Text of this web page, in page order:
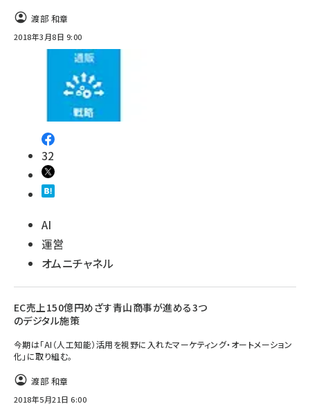
渡部 和章
2018年3月8日 9:00
32
AI
運営
オムニチャネル
EC売上150億円めざす青山商事が進める3つ
のデジタル施策
今期は「AI（人工知能）活用を視野に入れたマーケティング・オートメーション
化」に取り組む。
渡部 和章
2018年5月21日 6:00